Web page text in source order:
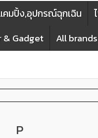
คมปิ้ง,อุปกรณ์ฉุกเฉิน
& Gadget All brands
P